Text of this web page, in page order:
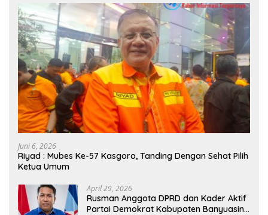
Juni 6, 2026
Riyad : Mubes Ke-57 Kasgoro, Tanding Dengan Sehat Pilih
Ketua Umum
April 29, 2026
Rusman Anggota DPRD dan Kader Aktif
Partai Demokrat Kabupaten Banyuasin